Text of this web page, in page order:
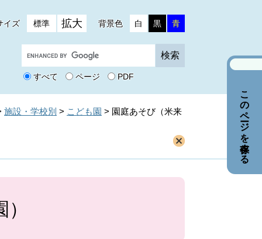
イズ 標準 拡大 背景色 白 黒 青
o
e
ム
すべて ページ PDF
施設・学校別 > こども園 > 園庭あそび（米来 このページを保存する